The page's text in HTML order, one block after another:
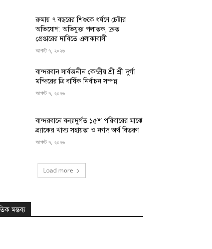
রুমায় ৭ বছরের শিশুকে ধর্ষণে চেষ্টার
অভিযোগ: অভিযুক্ত পলাতক, দ্রুত
গ্রেপ্তারের দাবিতে এলাকাবাসী
আগস্ট ৭, ২০২৬
বান্দরবান সার্বজনীন কেন্দ্রীয় শ্রী শ্রী দুর্গা
মন্দিরের ত্রি বার্ষিক নির্বাচন সম্পন্ন
আগস্ট ৭, ২০২৬
বান্দরবানে বন্যাদুর্গত ১৫শ পরিবারের মাঝে
ব্র্যাকের খাদ্য সহায়তা ও নগদ অর্থ বিতরণ
আগস্ট ৭, ২০২৬
Load more
মন্তব্য